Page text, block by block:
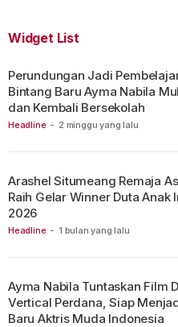
Widget List
Headline - 2 minggu yang lalu
Perundungan Jadi
Bintang Baru Ayma Nabila
dan Kembali Bersekolah
Headline - 1 bulan yang lalu
Arashel Situmeang Remaja
Raih Gelar Winner Duta Anak
2026
Ayma Nabila Tuntaskan Film
Vertical Perdana, Siap
Baru Aktris Muda Indonesia